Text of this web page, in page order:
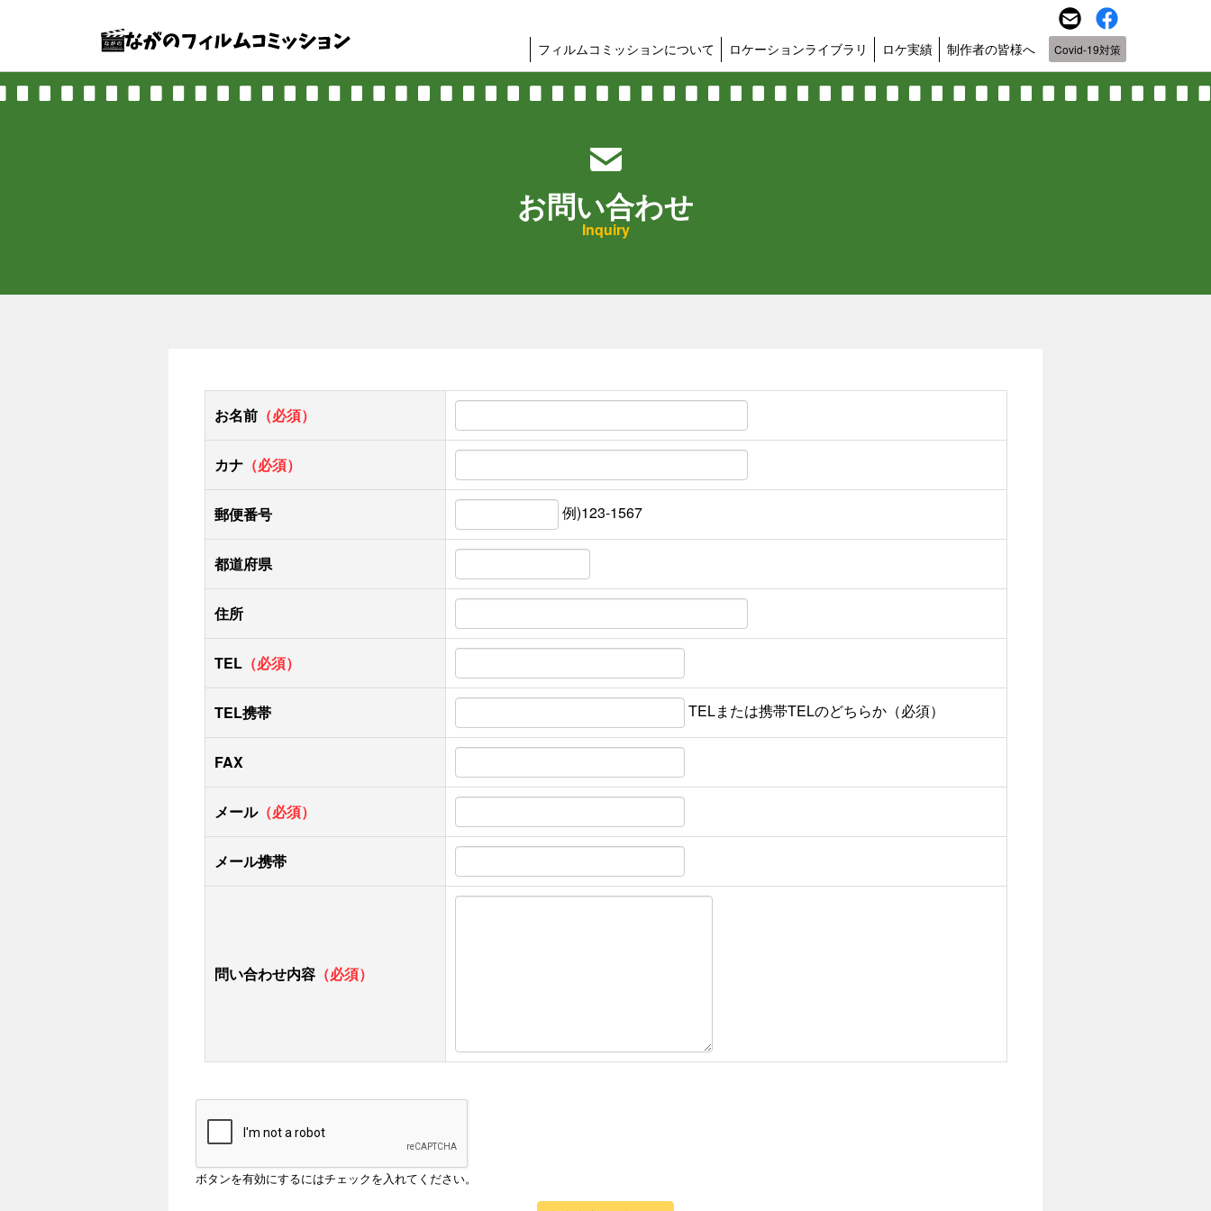
フィルムコミッションについて ロケーションライブラリ ロケ実績 制作者の皆様へ Covid-19対策
お問い合わせ
Inquiry
お名前（必須）
カナ（必須）
郵便番号 例)123-1567
都道府県
住所
TEL（必須）
TEL携帯 TELまたは携帯TELのどちらか（必須）
FAX
メール（必須）
メール携帯
問い合わせ内容（必須）
ボタンを有効にするにはチェックを入れてください。